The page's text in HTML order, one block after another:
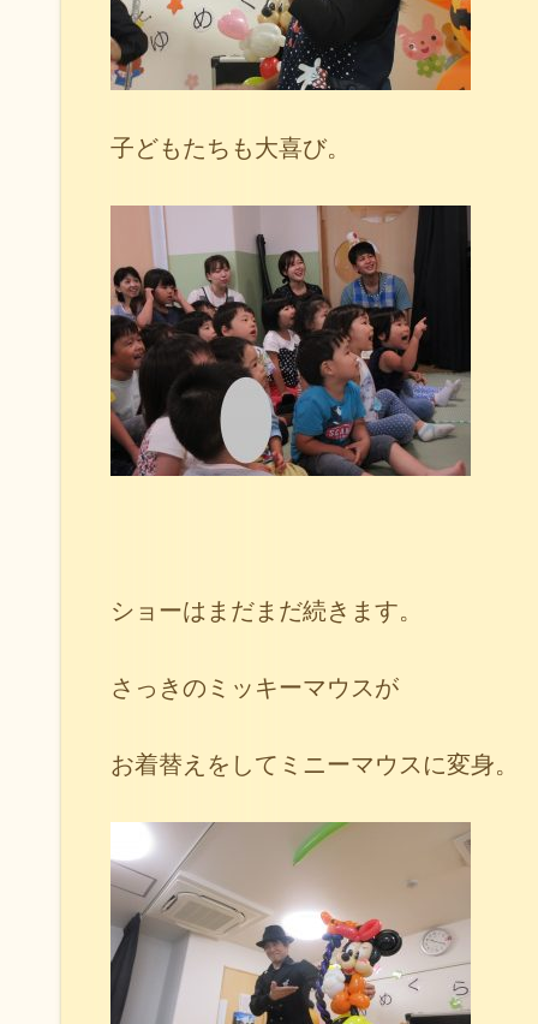
子どもたちも大喜び。
ショーはまだまだ続きます。
さっきのミッキーマウスが
お着替えをしてミニーマウスに変身。